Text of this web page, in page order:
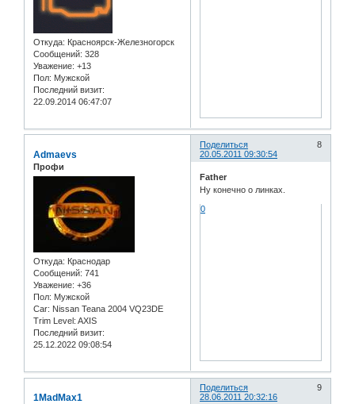
Откуда: Красноярск-Железногорск
Сообщений: 328
Уважение: +13
Пол: Мужской
Последний визит:
22.09.2014 06:47:07
Поделиться
8
20.05.2011 09:30:54
Admaevs
Профи
Откуда: Краснодар
Сообщений: 741
Уважение: +36
Пол: Мужской
Car: Nissan Teana 2004 VQ23DE
Trim Level: AXIS
Последний визит:
25.12.2022 09:08:54
Father
Ну конечно о линках.
0
Поделиться
9
28.06.2011 20:32:16
1MadMax1